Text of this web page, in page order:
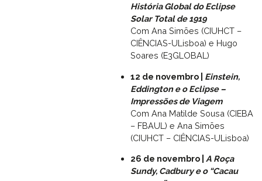
História Global do Eclipse
Solar Total de 1919
Com Ana Simões (CIUHCT –
CIÊNCIAS-ULisboa) e Hugo
Soares (E3GLOBAL)
12 de novembro | Einstein,
Eddington e o Eclipse –
Impressões de Viagem
Com Ana Matilde Sousa (CIEBA
– FBAUL) e Ana Simões
(CIUHCT – CIÊNCIAS-ULisboa)
26 de novembro | A Roça
Sundy, Cadbury e o “Cacau